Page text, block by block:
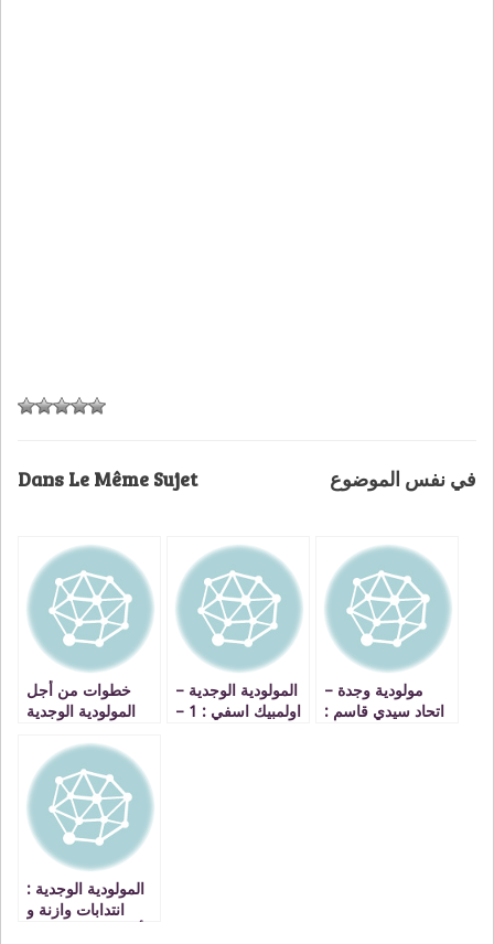
Dans Le Même Sujet في نفس الموضوع
خطوات من أجل
المولودية الوجدية
المولودية الوجدية –
اولمبيك اسفي : 1 –
مولودية وجدة –
اتحاد سيدي قاسم :
المولودية الوجدية :
انتدابات وازنة و